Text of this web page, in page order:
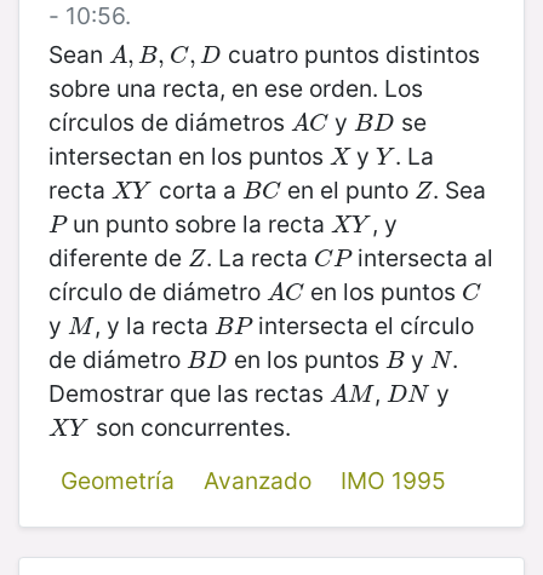
- 10:56.
Sean A, B, C, D
A,B,C ,D
cuatro puntos distintos
sobre una recta, en ese orden. Los
círculos de diámetros AC
AC y BD
BD se
intersectan en los puntos X
X y Y
Y. La
recta XY
XY corta a BC
BC en el punto Z
Z. Sea
P
Pun punto sobre la recta XY
XY , y
diferente de Z
Z. La recta CP
CP intersecta al
círculo de diámetro AC
AC en los puntos C
C
y M
M , y la rectaBP
BP intersecta el círculo
de diámetro BD
BD en los puntos B
By N
N.
Demostrar que las rectas AM
AM ,DN
DN y
XY
XY
son concurrentes.
Geometría
Avanzado IMO 1995